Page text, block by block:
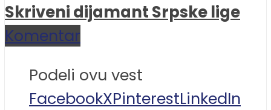
Skriveni dijamant Srpske lige
Komentar
Podeli ovu vest
FacebookXPinterestLinkedIn